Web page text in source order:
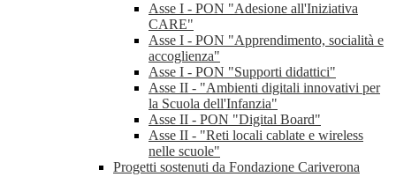
Asse I - PON "Adesione all'Iniziativa
CARE"
Asse I - PON "Apprendimento, socialità e
accoglienza"
Asse I - PON "Supporti didattici"
Asse II - "Ambienti digitali innovativi per
la Scuola dell'Infanzia"
Asse II - PON "Digital Board"
Asse II - "Reti locali cablate e wireless
nelle scuole"
Progetti sostenuti da Fondazione Cariverona